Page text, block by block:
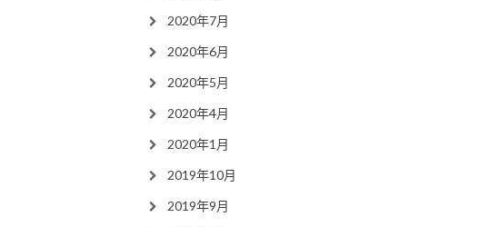
2020年7月
2020年6月
2020年5月
2020年4月
2020年1月
2019年10月
2019年9月